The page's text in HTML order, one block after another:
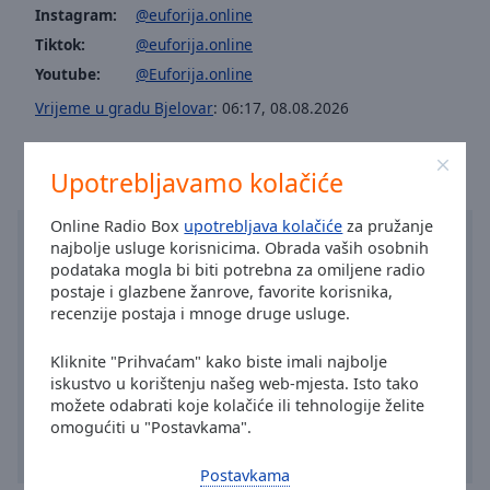
Upotrebljavamo kolačiće
Online Radio Box upotrebljava kolačiće za pružanje
najbolje usluge korisnicima. Obrada vaših osobnih
podataka mogla bi biti potrebna za omiljene radio
postaje i glazbene žanrove, favorite korisnika,
recenzije postaja i mnoge druge usluge.
Kliknite "Prihvaćam" kako biste imali najbolje
iskustvo u korištenju našeg web-mjesta. Isto tako
možete odabrati koje kolačiće ili tehnologije želite
omogućiti u "Postavkama".
Postavkama
Area
Background
Opacity
Family
Instagram:
@euforija.online
Tiktok:
@euforija.online
Youtube:
@Euforija.online
Vrijeme u gradu Bjelovar: 06:17, 08.08.2026